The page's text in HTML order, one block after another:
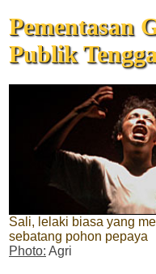
Pementasan
Publik
Sali, lelaki biasa yang
sebatang pohon pepaya
Photo: Agri